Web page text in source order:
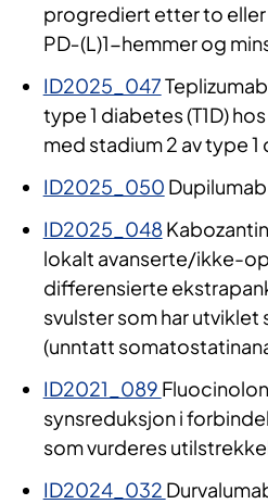
progrediert etter to
PD‑(L)1-hemmer og
ID2025_047
type 1 diabetes (T1D)
med stadium 2 av type
ID2025_050
ID2025_048
lokalt avanserte/ikke-
differensierte
svulster som har
(unntatt
ID2021_089
synsreduksjon i
som vurderes
ID2024_032